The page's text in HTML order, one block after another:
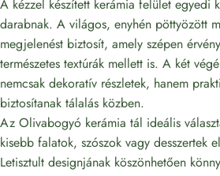
A kézzel készített kerámia felület egyedi
darabnak. A világos, enyhén pöttyözött
megjelenést biztosít, amely szépen
természetes textúrák mellett is. A két
nemcsak dekoratív részletek, hanem
biztosítanak tálalás közben.
Az Olivabogyó kerámia tál ideális
kisebb falatok, szószok vagy desszertek
Letisztult designjának köszönhetően